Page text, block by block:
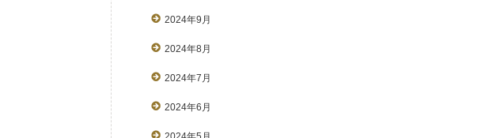
2024年9月
2024年8月
2024年7月
2024年6月